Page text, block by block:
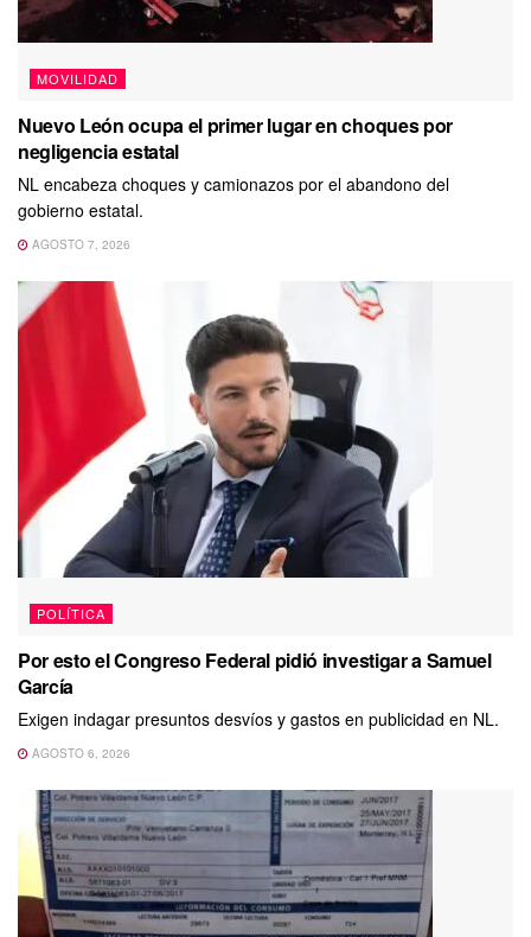
MOVILIDAD
Nuevo León ocupa el primer lugar en choques por
negligencia estatal
NL encabeza choques y camionazos por el abandono del
gobierno estatal.
AGOSTO 7, 2026
POLÍTICA
Por esto el Congreso Federal pidió investigar a Samuel
García
Exigen indagar presuntos desvíos y gastos en publicidad en NL.
AGOSTO 6, 2026